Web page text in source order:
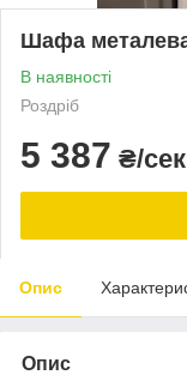
Шафа
В наявності
Роздріб
5 387 ₴/
Опис
Опис